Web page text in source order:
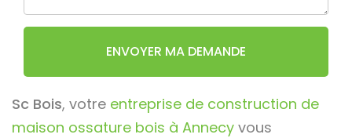
ENVOYER MA DEMANDE
Sc Bois, votre entreprise de construction de
maison ossature bois à Annecy vous